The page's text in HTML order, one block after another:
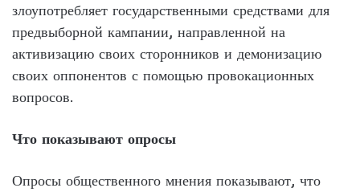
злоупотребляет государственными средствами для
предвыборной кампании, направленной на
активизацию своих сторонников и демонизацию
своих оппонентов с помощью провокационных
вопросов.
Что показывают опросы
Опросы общественного мнения показывают, что